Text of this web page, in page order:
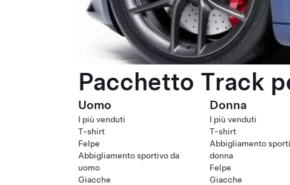
Pacchetto Track
Uomo
I più venduti
T-shirt
Felpe
Abbigliamento sportivo da
uomo
Giacche
Donna
I più venduti
T-shirt
Abbigliamento
donna
Felpe
Giacche